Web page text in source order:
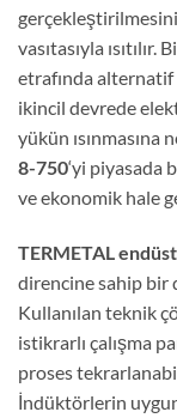
gerçekleştirilmesini
vasıtasıyla
etrafında
ikincil devrede
yükün ısınmasına
8-750‘yi piyasada
ve ekonomik hale
TERMETAL
direncine sahip bir
Kullanılan teknik
istikrarlı çalışma
proses
İndüktörlerin